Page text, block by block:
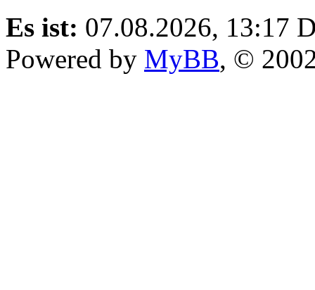
Es ist: 07.08.2026, 13:17
Powered by MyBB, ©